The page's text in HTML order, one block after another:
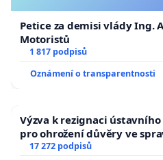
Petice za demisi vlády Ing.
Motoristů
1 817 podpisů
Oznámení o transparentnosti
Výzva k rezignaci ústavního
pro ohrožení důvěry ve
17 272 podpisů